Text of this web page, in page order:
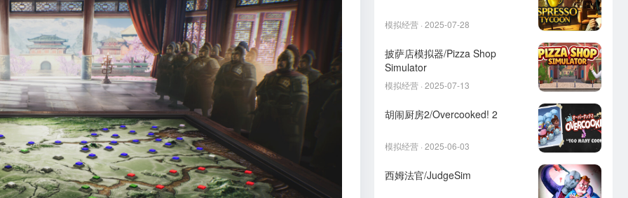
模拟经营 · 2025-07-28
披萨店模拟器/Pizza Shop
Simulator
模拟经营 · 2025-07-13
胡闹厨房2/Overcooked! 2
模拟经营 · 2025-06-03
西姆法官/JudgeSim